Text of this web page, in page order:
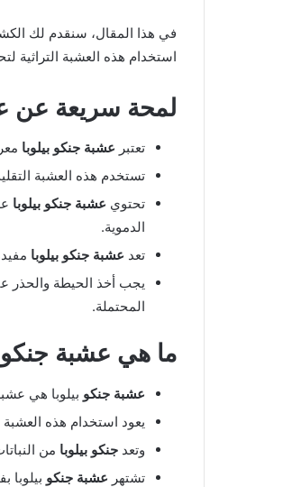
في هذا المقال، سنقدم لك
استخدام هذه العشبة التراثية
لمحة سريعة عن
تعتبر عشبة جنكو بيلوبا
تستخدم هذه العشبة
تحتوي عشبة جنكو بيلوبا
الدموية.
تعد عشبة جنكو بيلوبا
يجب أخذ الحيطة والحذر
المحتملة.
ما هي عشبة جنكو
عشبة جنكو بيلوبا هي
يعود استخدام هذه العشبة
وتعد جنكو بيلوبا من
تشتهر عشبة جنكو بيلوبا